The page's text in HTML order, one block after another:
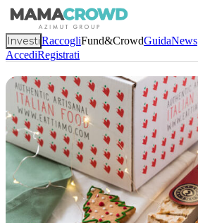
InvestiRaccogliFund&CrowdGuidaNews
AccediRegistrati